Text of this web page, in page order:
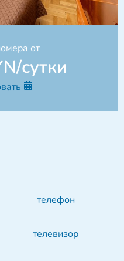
от
сутки
телефон
телевизор